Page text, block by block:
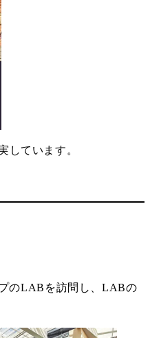
しています。
のLABを訪問し、LABの